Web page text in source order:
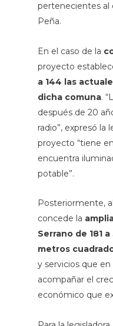
pertenecientes al
Peña.
En el caso de la
proyecto
a 144 las
dicha comuna.
después de 20
radio”, expresó la
proyecto “tiene
encuentra
potable”.
Posteriormente,
concede la
Serrano de 181
metros
y servicios que
acompañar el
económico que